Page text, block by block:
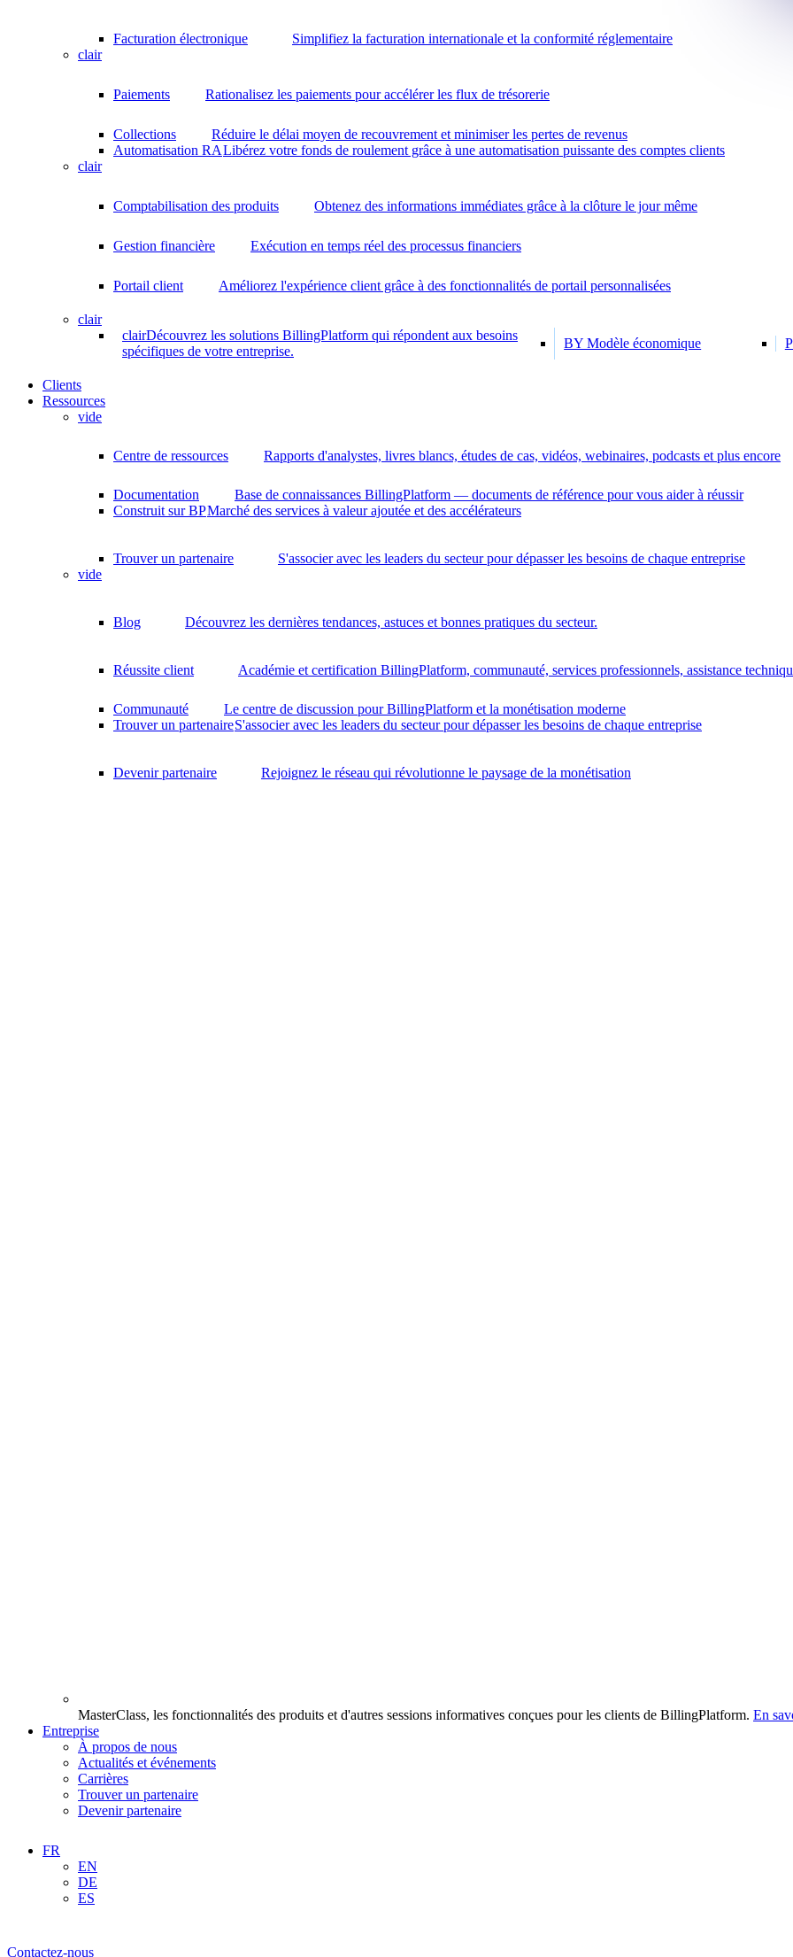
Facturation électronique
Simplifiez la facturation internationale et la conformité réglementaire
clair
Paiements Rationalisez les paiements pour accélérer les flux de trésorerie
Collections
Réduire le délai moyen de recouvrement et minimiser les pertes de revenus
Automatisation RALibérez votre fonds de roulement grâce à une automatisation puissante des comptes clients
clair
Comptabilisation des produits Obtenez des informations immédiates grâce à la clôture le jour même
Gestion financière Exécution en temps réel des processus financiers
Portail client Améliorez l'expérience client grâce à des fonctionnalités de portail personnalisées
clair
clairDécouvrez les solutions BillingPlatform qui répondent aux besoins
spécifiques de votre entreprise.
BY Modèle économique
Clients
Ressources
vide
Centre de ressources Rapports d'analystes, livres blancs, études de cas, vidéos, webinaires, podcasts et plus encore
Documentation
Base de connaissances BillingPlatform — documents de référence pour vous aider à réussir
Construit sur BPMarché des services à valeur ajoutée et des accélérateurs
Trouver un partenaire
S'associer avec les leaders du secteur pour dépasser les besoins de chaque entreprise
vide
Blog Découvrez les dernières tendances, astuces et bonnes pratiques du secteur.
Réussite client Académie et certification BillingPlatform, communauté, services professionnels, assistance
Communauté
Le centre de discussion pour BillingPlatform et la monétisation moderne
Trouver un partenaireS'associer avec les leaders du secteur pour dépasser les besoins de chaque entreprise
Devenir partenaire Rejoignez le réseau qui révolutionne le paysage de la monétisation
MasterClass, les fonctionnalités des produits et d'autres sessions informatives conçues pour les clients de BillingPlatform. En
Entreprise
À propos de nous
Actualités et événements
Carrières
Trouver un partenaire
Devenir partenaire
FR
EN
DE
ES
Contactez-nous